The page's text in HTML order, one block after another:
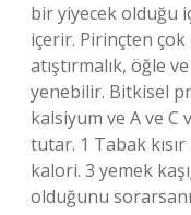
bir yiyecek olduğu
içerir. Pirinçten çok
atıştırmalık, öğle
yenebilir. Bitkisel
kalsiyum ve A ve
tutar. 1 Tabak kısır
kalori. 3 yemek
olduğunu